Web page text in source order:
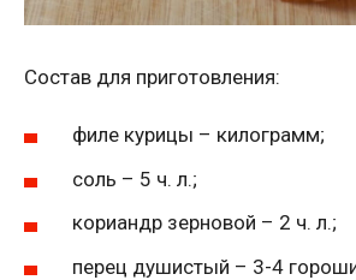
Состав для приготовления:
филе курицы – килограмм;
соль – 5 ч. л.;
кориандр зерновой – 2 ч. л.;
перец душистый – 3-4